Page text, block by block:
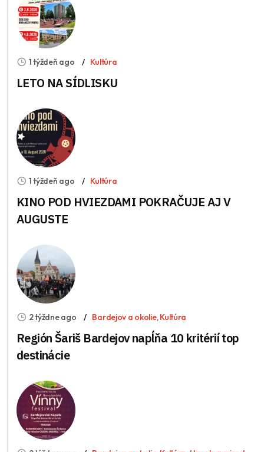
1 týždeň ago Kultúra
LETO NA SÍDLISKU
1 týždeň ago Kultúra
KINO POD HVIEZDAMI POKRAČUJE AJ V
AUGUSTE
2 týždne ago Bardejov a okolie,Kultúra
Región Šariš Bardejov napĺňa 10 kritérií top
destinácie